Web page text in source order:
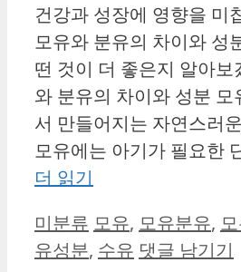
건강과 성장에 영향을 미
모유와 분유의 차이와 성
떤 것이 더 좋은지 알아
와 분유의 차이와 성분 모
서 만들어지는 자연스러
모유에는 아기가 필요한
더 읽기
카
테
미분류 태
그
모유, 모유분유,
유성분, 수유 댓글 남기기